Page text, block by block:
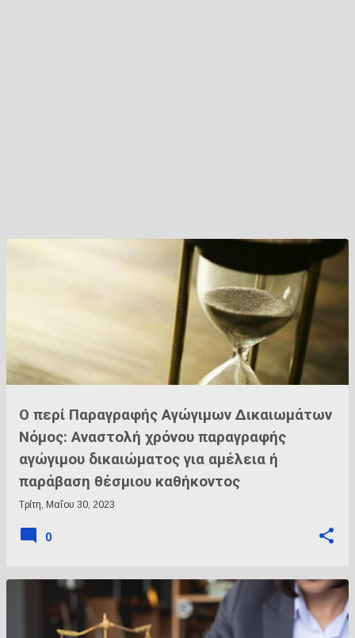
Ο περί Παραγραφής Αγώγιμων Δικαιωμάτων
Νόμος: Αναστολή χρόνου παραγραφής
αγώγιμου δικαιώματος για αμέλεια ή
παράβαση θέσμιου καθήκοντος
Τρίτη, Μαΐου 30, 2023
0